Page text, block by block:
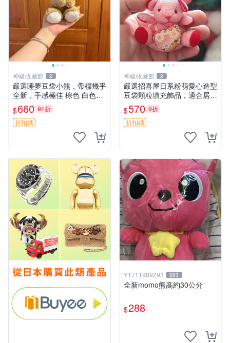
神級收藏館 2
嚴選睡夢豆袋小熊，帶標幾乎
全新，手感極佳 棕色 白色腳
掌 60包 睡枕 豆袋抱枕
$660 91折
折扣碼
神級收藏館 2
嚴選招喜屋日系粉萌愛心造型
豆袋顆粒填充飾品，適合居家
擺設與收藏 粉熊 憶懷 小掛件
$570 9折
折扣碼
Y1711989293 883
全新momo熊高約30公分
$288